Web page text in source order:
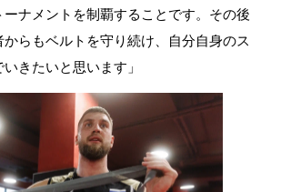
ーナメントを制覇することです。その後
らもベルトを守り続け、自分自身のス
きたいと思います」